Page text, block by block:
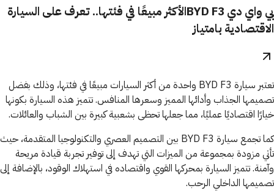
بي واي دي BYD F3الأكثر مبيعًا في فئتها.. تعرف على السيارة
الاقتصادية بامتياز
تعتبر سيارة BYD F3 واحدة من أكثر السيارات مبيعًا في فئتها، وذلك بفضل
تصميمها الجذاب وأدائها المميز وسعرها المنافس. تتميز هذه السيارة بكونها
خيارًا اقتصاديًا عمليًا، مما جعلها تحظى بشعبية كبيرة بين الشباب والعائلات.
كما تجمع سيارة BYD F3 بين التصميم العصري والتكنولوجيا المتقدمة، حيث
تأتي مزودة بمجموعة من الميزات التي تهدف إلى توفير تجربة قيادة مريحة
وآمنة. تتميز السيارة بمحركها القوي واقتصاده في استهلاك الوقود، بالإضافة إلى
تصميمها الداخلي الرحب.